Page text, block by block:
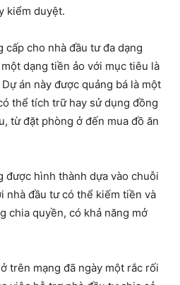
kiểm duyệt.
cho nhà đầu tư đa dạng
dạng tiền ảo với mục tiêu là
án này được quảng bá là một
thể tích trữ hay sử dụng đồng
từ đặt phòng ở đến mua đồ ăn
được hình thành dựa vào chuỗi
nhà đầu tư có thể kiếm tiền và
chia quyền, có khả năng mở
trên mạng đã ngày một rắc rối